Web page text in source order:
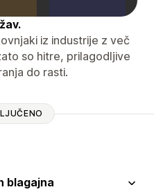
iz industrije z več
so hitre, prilagodljive
do rasti.
blagajna